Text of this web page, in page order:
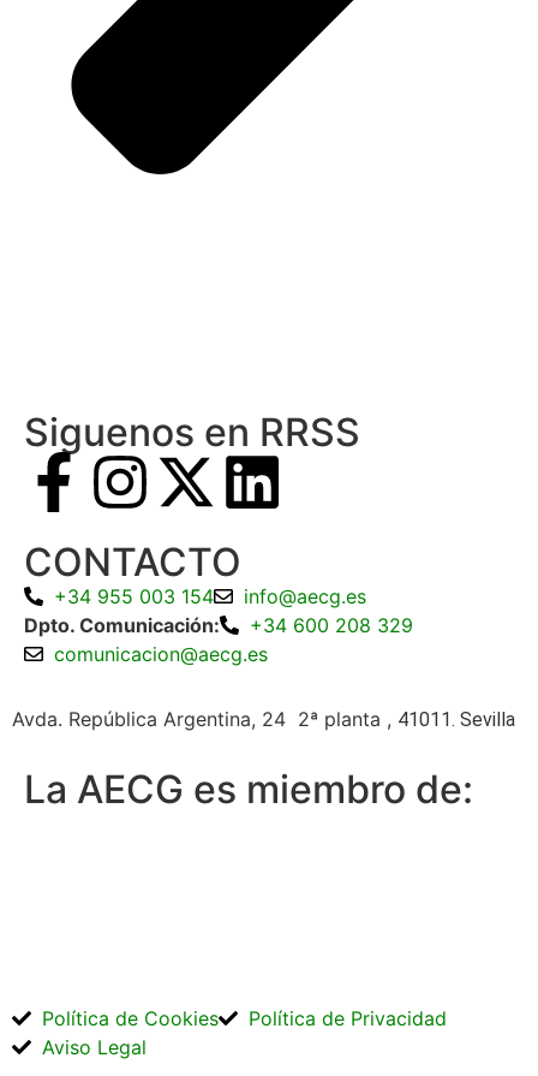
Siguenos en RRSS
CONTACTO
+34 955 003 154
info@aecg.es
Dpto. Comunicación:
+34 600 208 329
comunicacion@aecg.es
Avda. República Argentina, 24 2ª planta , 41011. Sevilla
La AECG es miembro de:
Política de Cookies
Política de Privacidad
Aviso Legal